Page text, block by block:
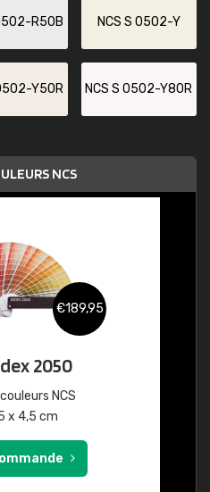
R50B NCS S 0502-Y
Y50R NCS S 0502-Y80R
NCS
€189,95
2050
NCS
x 4,5 cm